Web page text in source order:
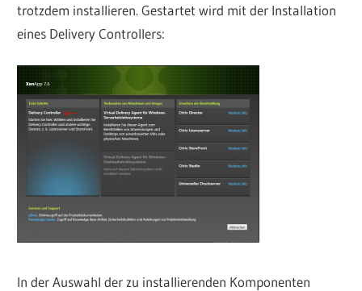
trotzdem installieren. Gestartet wird mit der Installation
eines Delivery Controllers:
In der Auswahl der zu installierenden Komponenten